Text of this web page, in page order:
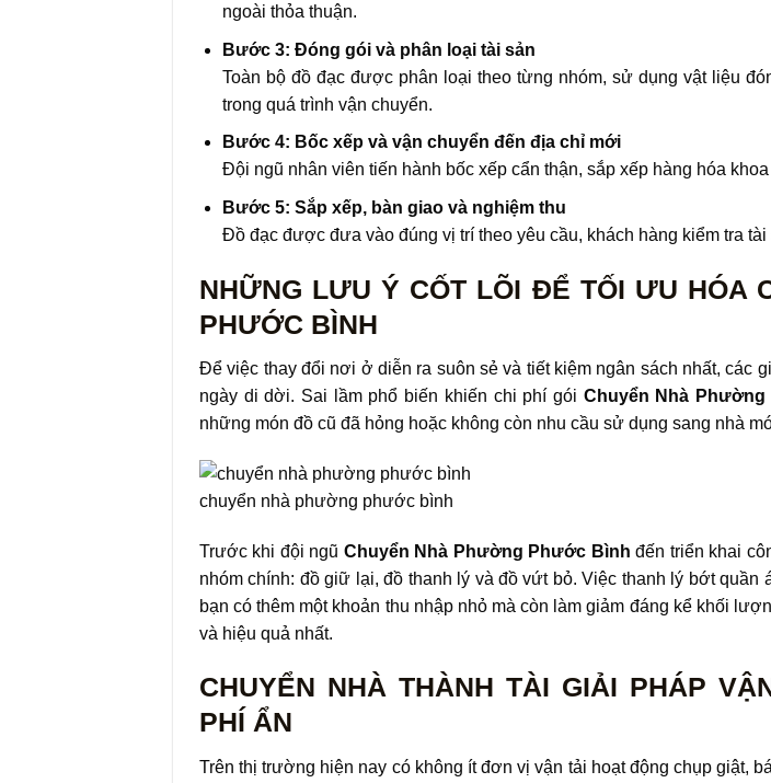
ngoài thỏa thuận.
Bước 3: Đóng gói và phân loại tài sản
Toàn bộ đồ đạc được phân loại theo từng nhóm, sử dụng vật liệu
trong quá trình vận chuyển.
Bước 4: Bốc xếp và vận chuyển đến địa chỉ mới
Đội ngũ nhân viên tiến hành bốc xếp cẩn thận, sắp xếp hàng hóa
Bước 5: Sắp xếp, bàn giao và nghiệm thu
Đồ đạc được đưa vào đúng vị trí theo yêu cầu, khách hàng kiểm tra
NHỮNG LƯU Ý CỐT LÕI ĐỂ TỐI ƯU HÓA
PHƯỚC BÌNH
Để việc thay đổi nơi ở diễn ra suôn sẻ và tiết kiệm ngân sách nhất, các
ngày di dời. Sai lầm phổ biến khiến chi phí gói Chuyển Nhà
những món đồ cũ đã hỏng hoặc không còn nhu cầu sử dụng sang nhà
chuyển nhà phường phước bình
Trước khi đội ngũ Chuyển Nhà Phường Phước Bình đến triển khai
nhóm chính: đồ giữ lại, đồ thanh lý và đồ vứt bỏ. Việc thanh lý bớt
bạn có thêm một khoản thu nhập nhỏ mà còn làm giảm đáng kể khối
và hiệu quả nhất.
CHUYỂN NHÀ THÀNH TÀI GIẢI PHÁP
PHÍ ẨN
Trên thị trường hiện nay có không ít đơn vị vận tải hoạt động chụp giật,